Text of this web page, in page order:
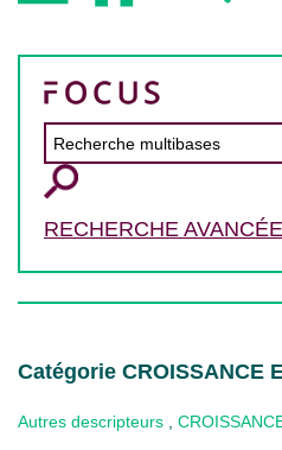
RECHERCHE AVANCÉE
Catégorie CROISSANCE
Autres descripteurs